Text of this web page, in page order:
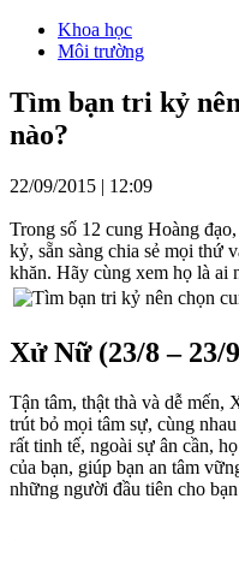
Khoa học
Môi trường
Tìm bạn tri kỷ
nào?
22/09/2015 | 12:09
Trong số 12 cung Hoàng
kỷ, sẵn sàng chia sẻ mọi thứ
khăn. Hãy cùng xem họ là ai
Xử Nữ (23/8 – 23/
Tận tâm, thật thà và dễ mến,
trút bỏ mọi tâm sự, cùng
rất tinh tế, ngoài sự ân cần,
của bạn, giúp bạn an tâm
những người đầu tiên cho